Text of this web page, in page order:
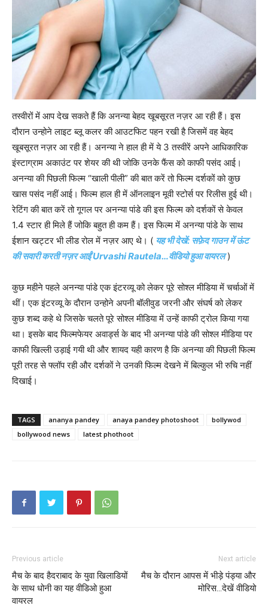
तस्वीरों में आप देख सकते हैं कि अनन्या बेहद खूबसूरत नज़र आ रही हैं। इस
दौरान उन्होने लाइट ब्लू कलर की आउटफिट पहन रखी है जिसमें वह बेहद
खूबसूरत नज़र आ रही हैं। अनन्या ने हाल ही में ये 3 तस्वीरें अपने आधिकारिक
इंस्टाग्राम अकाउंट पर शेयर की थी जोकि उनके फैंस को काफी पसंद आई।
अनन्या की पिछली फिल्म “खाली पीली” की बात करें तो फिल्म दर्शकों को कुछ
खास पसंद नहीं आई। फिल्म हाल ही में ऑनलाइन मूवी स्टोर्स पर रिलीस हुई थी।
रेटिंग की बात करें तो गूगल पर अनन्या पांडे की इस फिल्म को दर्शकों से केवल
1.4 स्टार ही मिले हैं जोकि बहुत ही कम हैं। इस फिल्म में अनन्या पांडे के साथ
ईशान खट्टर भी लीड रोल में नज़र आए थे। ( यह भी देखें: सफ़ेद गाउन में ऊंट
की सवारी करती नज़र आईं Urvashi Rautela…वीडियो हुआ वायरल)
कुछ महीने पहले अनन्या पांडे एक इंटरव्यू को लेकर पूरे सोश्ल मीडिया में चर्चाओं में
थीं। एक इंटरव्यू के दौरान उन्होने अपनी बॉलीवुड जरनी और संघर्ष को लेकर
कुछ शब्द कहे थे जिसके चलते पूरे सोश्ल मीडिया में उन्हें काफी ट्रोल किया गया
था। इसके बाद फिल्मफेयर अवार्ड्स के बाद भी अनन्या पांडे की सोश्ल मीडिया पर
काफी खिल्ली उड़ाई गयी थी और शायद यही कारण है कि अनन्या की पिछली फिल्म
पूरी तरह से फ्लॉप रही और दर्शकों ने उनकी फिल्म देखने में बिल्कुल भी रुचि नहीं
दिखाई।
TAGS ananya pandey anaya pandey photoshoot
bollywod
bollywood news
latest phothoot
Previous article
मैच के बाद हैदराबाद के युवा खिलाडियों
के साथ धोनी का यह वीडिओ हुआ
वायरल
Next article
मैच के दौरान आपस में भीड़े पंड्या और
मोरिस…देखें वीडियो